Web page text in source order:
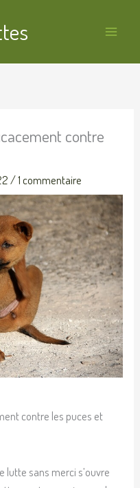
contre
/1 commentaire
contre les puces et
lutte sans merci s’ouvre